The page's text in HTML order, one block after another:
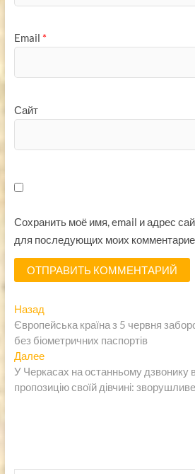
Email *
Сайт
Сохранить моё имя, email и адрес
для последующих моих
Навигация
по
записям
НазадПредыдущая
запись:
Європейська країна з 5 червня
без біометричних паспортів
ДалееСледующая
запись:
У Черкасах на останньому дзвонику
пропозицію своїй дівчині: